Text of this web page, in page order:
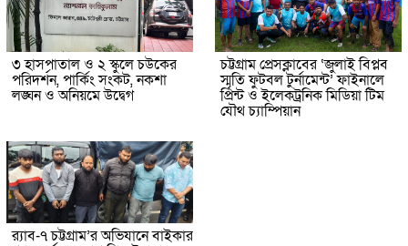
৩ হাসপাতাল ও ২ স্কুলে চউকের
পরিদর্শন, পার্কিং সংকট, নকশা
লঙ্ঘন ও অনিয়মে উদ্বেগ
চট্টগ্রাম প্রেসক্লাবের ‘জুলাই বিপ্লব
স্মৃতি ফুটবল টুর্নামেন্ট’ ফাইনালে
প্রিন্ট ও ইলেকট্রনিক মিডিয়া টিম
যৌথ চ্যাম্পিয়ান
র‌্যাব-৭ চট্টগ্রাম’র অভিযানে বাইকার